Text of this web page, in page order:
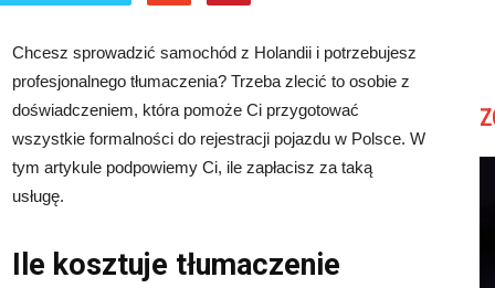
Chcesz sprowadzić samochód z Holandii i potrzebujesz
profesjonalnego tłumaczenia? Trzeba zlecić to osobie z
doświadczeniem, która pomoże Ci przygotować
wszystkie formalności do rejestracji pojazdu w Polsce. W
tym artykule podpowiemy Ci, ile zapłacisz za taką
usługę.
Ile kosztuje tłumaczenie